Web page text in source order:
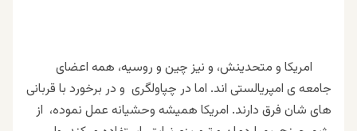
امریکا و متحدینش، و نیز چین و روسیه، همه اعضای
جامعه ی امپریالستی اند. اما در چپاولگری و در برخورد با قربانی
های شان فرق دارند. امریکا همیشه وحشیانه عمل نموده، از